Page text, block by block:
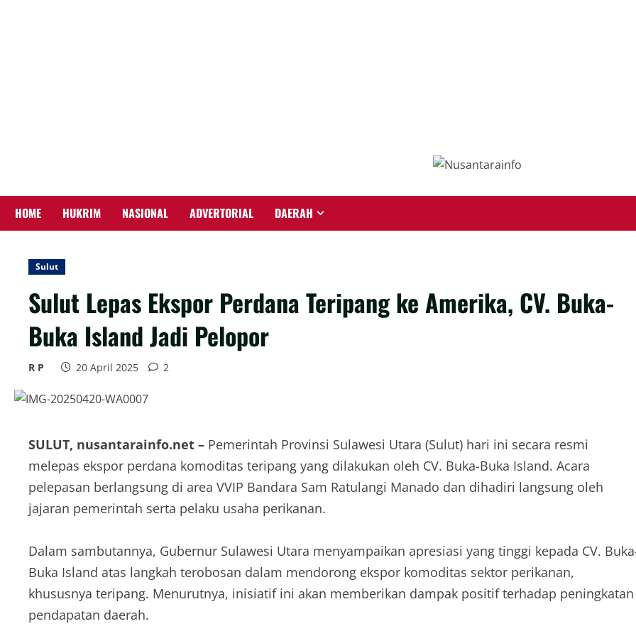
HOME HUKRIM NASIONAL ADVERTORIAL DAERAH
Sulut
Sulut Lepas Ekspor Perdana Teripang ke Amerika, CV. Buka-
Buka Island Jadi Pelopor
R P 20 April 2025 2
SULUT, nusantarainfo.net – Pemerintah Provinsi Sulawesi Utara (Sulut) hari ini secara resmi
melepas ekspor perdana komoditas teripang yang dilakukan oleh CV. Buka-Buka Island. Acara
pelepasan berlangsung di area VVIP Bandara Sam Ratulangi Manado dan dihadiri langsung oleh
jajaran pemerintah serta pelaku usaha perikanan.
Dalam sambutannya, Gubernur Sulawesi Utara menyampaikan apresiasi yang tinggi kepada CV.
Buka Island atas langkah terobosan dalam mendorong ekspor komoditas sektor perikanan,
khususnya teripang. Menurutnya, inisiatif ini akan memberikan dampak positif terhadap peningkatan
pendapatan daerah.